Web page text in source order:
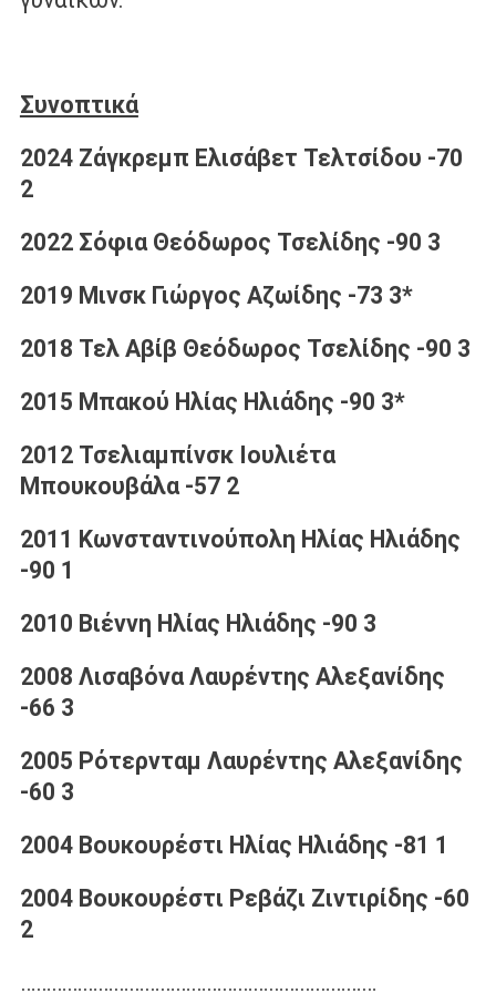
Συνοπτικά
2024 Ζάγκρεμπ Ελισάβετ Τελτσίδου -70
2
2022 Σόφια Θεόδωρος Τσελίδης -90 3
2019 Μινσκ Γιώργος Αζωίδης -73 3*
2018 Τελ Αβίβ Θεόδωρος Τσελίδης -90 3
2015 Μπακού Ηλίας Ηλιάδης -90 3*
2012 Τσελιαμπίνσκ Ιουλιέτα
Μπουκουβάλα -57 2
2011 Κωνσταντινούπολη Ηλίας Ηλιάδης
-90 1
2010 Βιέννη Ηλίας Ηλιάδης -90 3
2008 Λισαβόνα Λαυρέντης Αλεξανίδης
-66 3
2005 Ρότερνταμ Λαυρέντης Αλεξανίδης
-60 3
2004 Βουκουρέστι Ηλίας Ηλιάδης -81 1
2004 Βουκουρέστι Ρεβάζι Ζιντιρίδης -60
2
……………………………………………………………